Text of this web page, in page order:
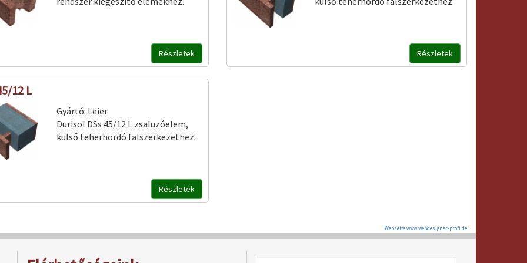
Részletek Részletek
12 L
Gyártó: Leier
Durisol DSs 45/12 L zsaluzóelem,
külső teherhordó falszerkezethez.
Részletek
Webseite www.webdesigner-profi.de